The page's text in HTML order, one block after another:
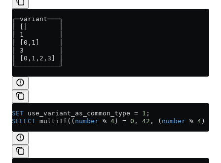
┌─variant───┐
│ 1         │
│ [0,1]     │
│ 3         │
│ [0,1,2,3] │
└───────────┘
SET use_variant_as_common_type = 1 ;
SELECT multiIf(( number % 4 ) = 0 , 42 , ( number % 4 )